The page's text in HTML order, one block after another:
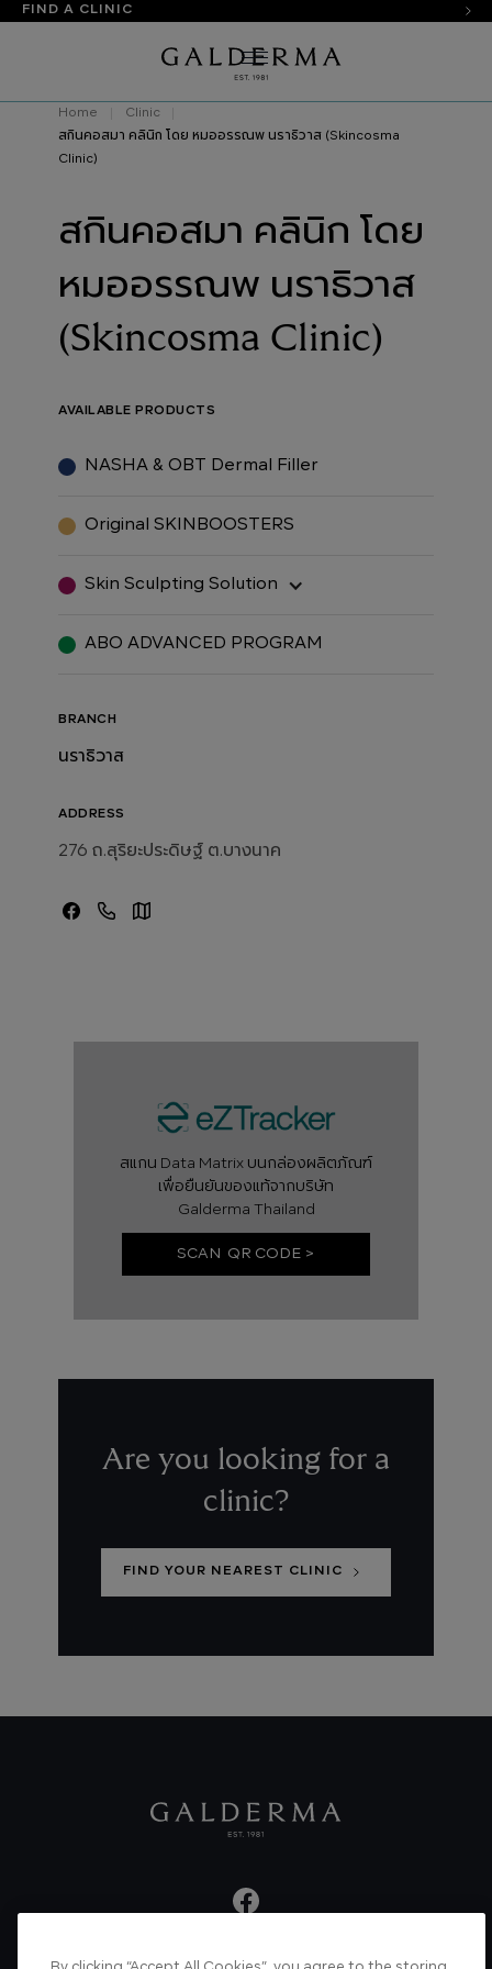
FIND A CLINIC
Home
Clinic
สกินคอสมา คลินิก โดย หมออรรณพ นราธิวาส (Skincosma
Clinic)
สกินคอสมา คลินิก โดย
หมออรรณพ นราธิวาส
(Skincosma Clinic)
AVAILABLE PRODUCTS
NASHA & OBT Dermal Filler
Original SKINBOOSTERS
Skin Sculpting Solution
ABO ADVANCED PROGRAM
BRANCH
นราธิวาส
ADDRESS
276 ถ.สุริยะประดิษฐ์ ต.บางนาค
สแกน Data Matrix บนกล่องผลิตภัณฑ์
เพื่อยืนยันของแท้จากบริษัท
Galderma Thailand
SCAN QR CODE >
Are you looking for a
clinic?
FIND YOUR NEAREST CLINIC